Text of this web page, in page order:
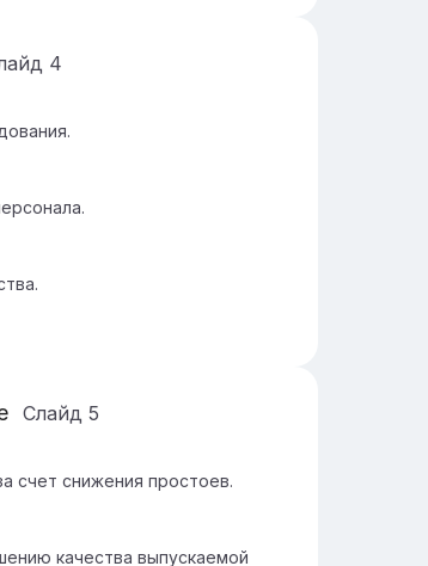
4
Слайд 5
счет снижения простоев.
качества выпускаемой